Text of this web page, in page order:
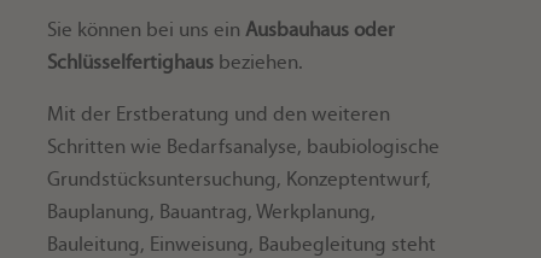
Sie können bei uns ein Ausbauhaus oder
Schlüsselfertighausbeziehen.
Mit der Erstberatung und den weiteren
Schritten wie Bedarfsanalyse, baubiologische
Grundstücksuntersuchung, Konzeptentwurf,
Bauplanung, Bauantrag, Werkplanung,
Bauleitung, Einweisung, Baubegleitung steht